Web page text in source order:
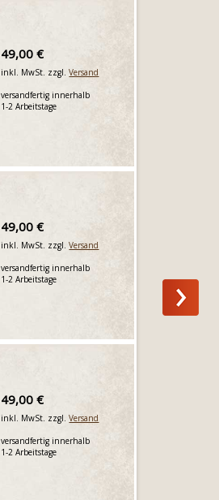
49,00 €
inkl. MwSt. zzgl.Versand
versandfertig innerhalb
1-2 Arbeitstage
49,00 €
inkl. MwSt. zzgl.Versand
versandfertig innerhalb
1-2 Arbeitstage
49,00 €
inkl. MwSt. zzgl.Versand
versandfertig innerhalb
1-2 Arbeitstage